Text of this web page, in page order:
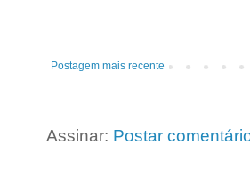
Postagem mais recente
Assinar: Postar